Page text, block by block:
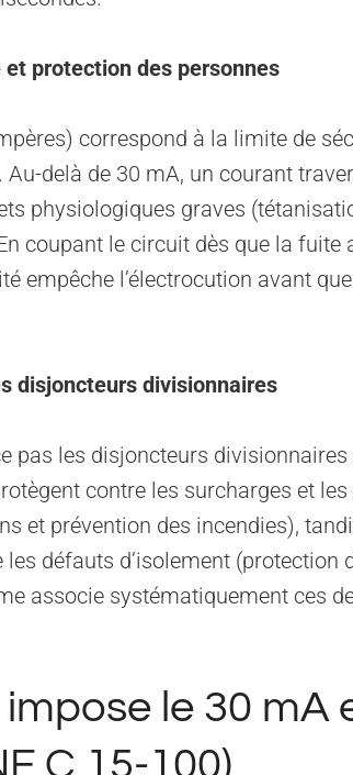
protection des personnes
correspond à la limite de
delà de 30 mA, un courant
physiologiques graves
coupant le circuit dès que la fuite
empêche l’électrocution avant
disjoncteurs divisionnaires
pas les disjoncteurs
contre les surcharges et
et prévention des incendies),
défauts d’isolement (protection
associe systématiquement ces
le 30 mA
C 15-100)